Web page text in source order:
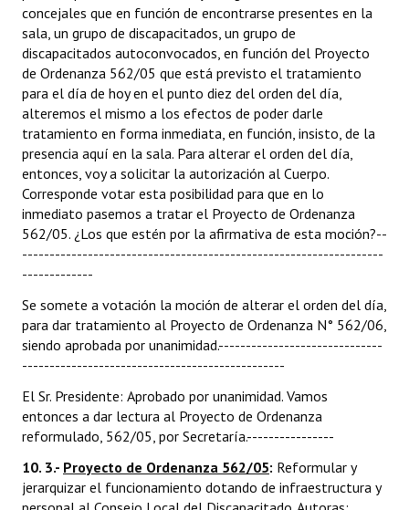
concejales que en función de encontrarse presentes en la
sala, un grupo de discapacitados, un grupo de
discapacitados autoconvocados, en función del Proyecto
de Ordenanza 562/05 que está previsto el tratamiento
para el día de hoy en el punto diez del orden del día,
alteremos el mismo a los efectos de poder darle
tratamiento en forma inmediata, en función, insisto, de la
presencia aquí en la sala. Para alterar el orden del día,
entonces, voy a solicitar la autorización al Cuerpo.
Corresponde votar esta posibilidad para que en lo
inmediato pasemos a tratar el Proyecto de Ordenanza
562/05. ¿Los que estén por la afirmativa de esta moción?--
------------------------------------------------------------------
-------------
Se somete a votación la moción de alterar el orden del día,
para dar tratamiento al Proyecto de Ordenanza N° 562/06,
siendo aprobada por unanimidad.------------------------------
------------------------------------------------
El Sr. Presidente: Aprobado por unanimidad. Vamos
entonces a dar lectura al Proyecto de Ordenanza
reformulado, 562/05, por Secretaría.----------------
10. 3.- Proyecto de Ordenanza 562/05: Reformular y
jerarquizar el funcionamiento dotando de infraestructura y